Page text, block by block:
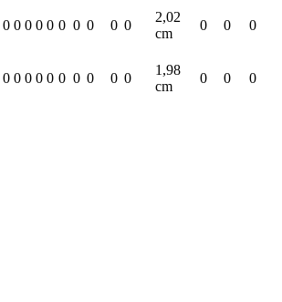
0 0 0 0 0 0 0 0 0 0
2,02
cm
0 0 0
0 0 0 0 0 0 0 0 0 0
1,98
cm
0 0 0